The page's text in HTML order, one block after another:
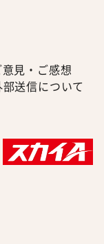
意見・ご感想
送信について